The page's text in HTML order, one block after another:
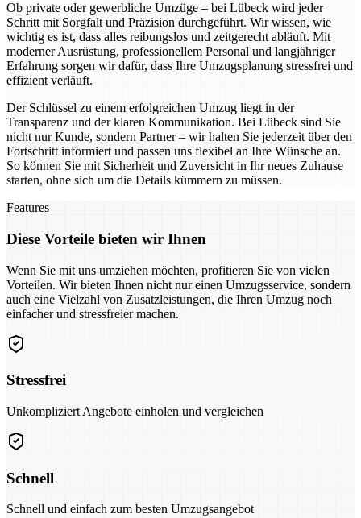
Ob private oder gewerbliche Umzüge – bei Lübeck wird jeder
Schritt mit Sorgfalt und Präzision durchgeführt. Wir wissen, wie
wichtig es ist, dass alles reibungslos und zeitgerecht abläuft. Mit
moderner Ausrüstung, professionellem Personal und langjähriger
Erfahrung sorgen wir dafür, dass Ihre Umzugsplanung stressfrei und
effizient verläuft.
Der Schlüssel zu einem erfolgreichen Umzug liegt in der
Transparenz und der klaren Kommunikation. Bei Lübeck sind Sie
nicht nur Kunde, sondern Partner – wir halten Sie jederzeit über den
Fortschritt informiert und passen uns flexibel an Ihre Wünsche an.
So können Sie mit Sicherheit und Zuversicht in Ihr neues Zuhause
starten, ohne sich um die Details kümmern zu müssen.
Features
Diese Vorteile bieten wir Ihnen
Wenn Sie mit uns umziehen möchten, profitieren Sie von vielen
Vorteilen. Wir bieten Ihnen nicht nur einen Umzugsservice, sondern
auch eine Vielzahl von Zusatzleistungen, die Ihren Umzug noch
einfacher und stressfreier machen.
Stressfrei
Unkompliziert Angebote einholen und vergleichen
Schnell
Schnell und einfach zum besten Umzugsangebot